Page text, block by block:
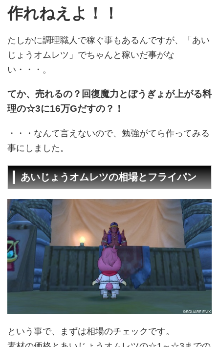
作れねえよ！！
たしかに調理職人で稼ぐ事もあるんですが、「あい
じょうオムレツ」でちゃんと稼いだ事がな
い・・・。
てか、売れるの？回復魔力とぼうぎょが上がる料
理の☆3に16万Gだすの？！
・・・なんて言えないので、勉強がてら作ってみる
事にしました。
あいじょうオムレツの相場とフライパン
という事で、まずは相場のチェックです。